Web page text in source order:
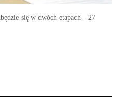
się w dwóch etapach – 27